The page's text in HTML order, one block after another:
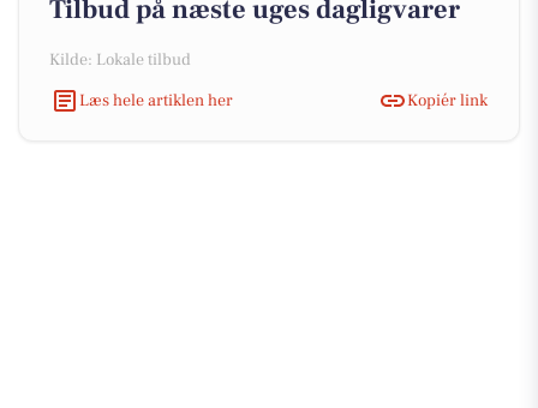
Tilbud på næste uges dagligvarer
Kilde: Lokale tilbud
Læs hele artiklen her
Kopiér link